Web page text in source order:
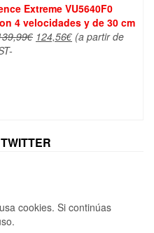
Extreme VU5640F0
4 velocidades y de 30 cm
€ El
124,56€El(a partir de
cookies. Si continúas